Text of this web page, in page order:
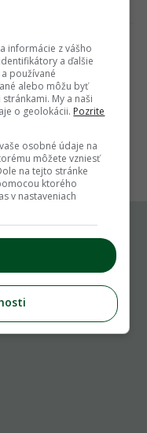
informácie z vášho
a ďalšie
používané
alebo môžu byť
My a naši
o geolokácii. Pozrite
osobné údaje na
môžete vzniesť
na tejto stránke
ktorého
v nastaveniach